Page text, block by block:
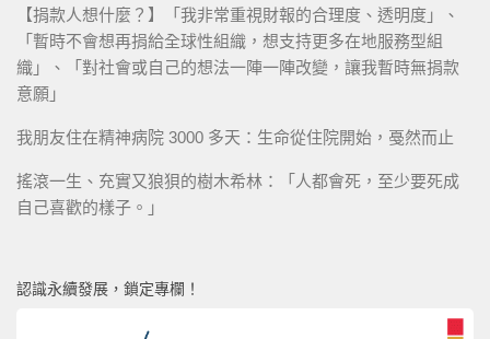
【捐款人想什麼？】「我非常重視財報的合理度、透明度」、
「暫時不會想再捐給全球性組織，想支持更多在地服務型組
織」、「對社會或自己的想法一陣一陣改變，讓我暫時無捐款
意願」
我朋友住在精神病院 3000 多天：生命從住院開始，戞然而止
搖滾一生、充實又狼狽的樹木希林：「人都會死，至少要死成
自己喜歡的樣子。」
認識永續發展，鎖定專欄！